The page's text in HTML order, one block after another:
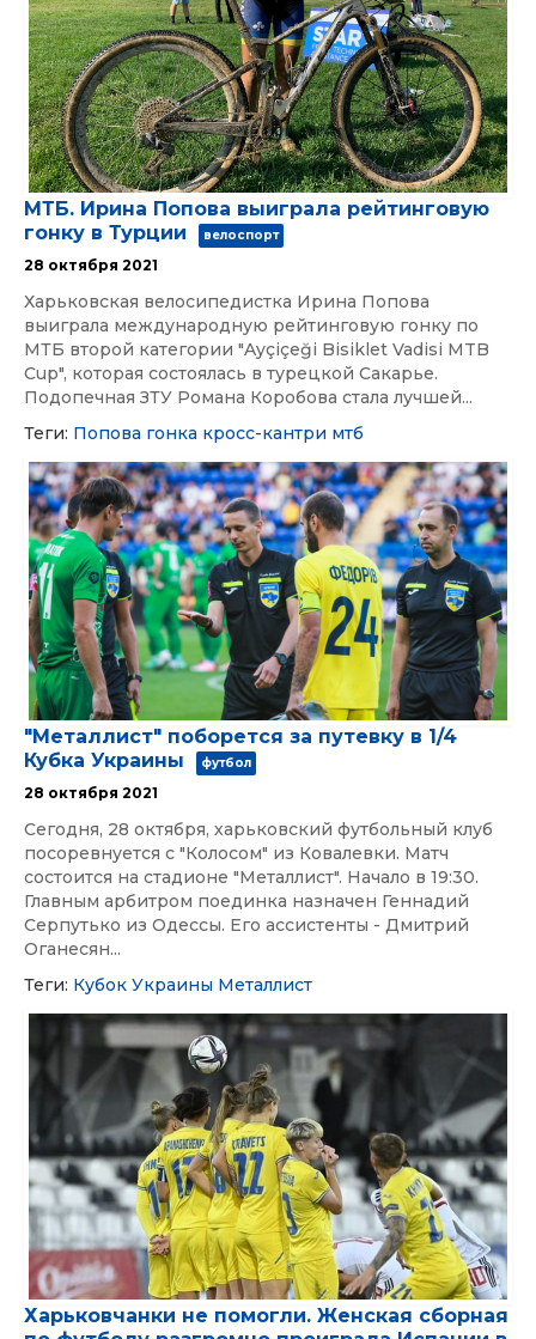
МТБ. Ирина Попова выиграла рейтинговую
гонку в Турции
велоспорт
28 октября 2021
Харьковская велосипедистка Ирина Попова
выиграла международную рейтинговую гонку по
МТБ второй категории "Ayçiçeği Bisiklet Vadisi MTB
Cup", которая состоялась в турецкой Сакарье.
Подопечная ЗТУ Романа Коробова стала лучшей...
Теги: Попова гонка кросс-кантри мтб
"Металлист" поборется за путевку в 1/4
Кубка Украины
футбол
28 октября 2021
Сегодня, 28 октября, харьковский футбольный клуб
посоревнуется с "Колосом" из Ковалевки. Матч
состоится на стадионе "Металлист". Начало в 19:30.
Главным арбитром поединка назначен Геннадий
Серпутько из Одессы. Его ассистенты - Дмитрий
Оганесян...
Теги: Кубок Украины Металлист
Харьковчанки не помогли. Женская сборная